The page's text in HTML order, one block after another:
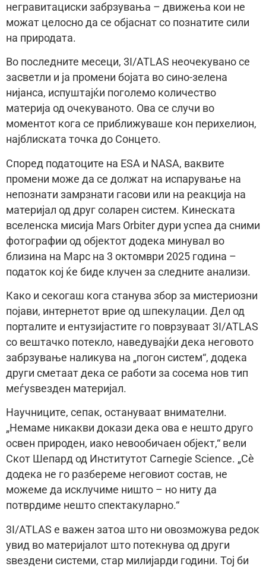
негравитациски забрзувања – движења кои не
можат целосно да се објаснат со познатите сили
на природата.
Во последните месеци, 3I/ATLAS неочекувано се
засветли и ја промени бојата во сино-зелена
нијанса, испуштајќи поголемо количество
материја од очекуваното. Ова се случи во
моментот кога се приближуваше кон перихелион,
најблиската точка до Сонцето.
Според податоците на ESA и NASA, ваквите
промени може да се должат на испарување на
непознати замрзнати гасови или на реакција на
материјал од друг соларен систем. Кинеската
вселенска мисија Mars Orbiter дури успеа да сними
фотографии од објектот додека минувал во
близина на Марс на 3 октомври 2025 година –
податок кој ќе биде клучен за следните анализи.
Како и секогаш кога станува збор за мистериозни
појави, интернетот врие од шпекулации. Дел од
порталите и ентузијастите го поврзуваат 3I/ATLAS
со вештачко потекло, наведувајќи дека неговото
забрзување наликува на „погон систем“, додека
други сметаат дека се работи за сосема нов тип
меѓуѕвезден материјал.
Научниците, сепак, остануваат внимателни.
„Немаме никакви докази дека ова е нешто друго
освен природен, иако невообичаен објект,“ вели
Скот Шепард од Институтот Carnegie Science. „Сè
додека не го разбереме неговиот состав, не
можеме да исклучиме ништо – но ниту да
потврдиме нешто спектакуларно.“
3I/ATLAS е важен затоа што ни овозможува редок
увид во материјалот што потекнува од други
ѕвездени системи, стар милијарди години. Тој би